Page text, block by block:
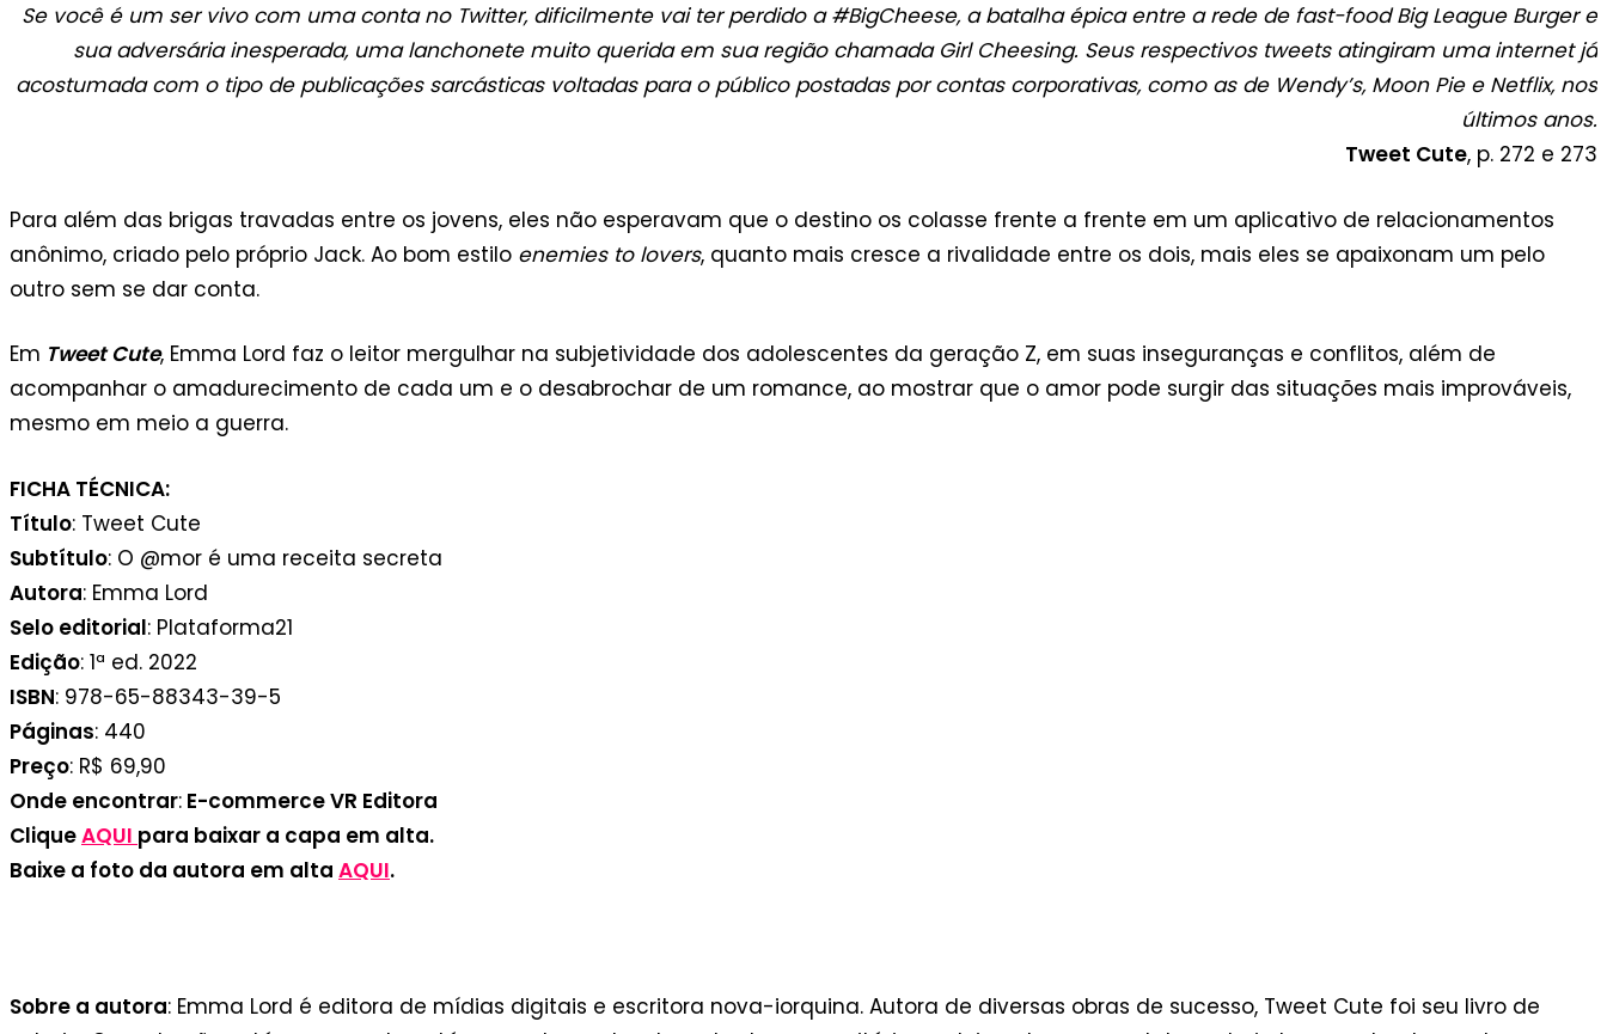
Se você é um ser vivo com uma conta no Twitter, dificilmente vai ter perdido a #BigCheese, a batalha épica entre a rede de fast-food Big League Burger e
sua adversária inesperada, uma lanchonete muito querida em sua região chamada Girl Cheesing. Seus respectivos tweets atingiram uma internet já
acostumada com o tipo de publicações sarcásticas voltadas para o público postadas por contas corporativas, como as de Wendy’s, Moon Pie e Netflix, nos
últimos anos.
Tweet Cute, p. 272 e 273
Para além das brigas travadas entre os jovens, eles não esperavam que o destino os colasse frente a frente em um aplicativo de relacionamentos
anônimo, criado pelo próprio Jack. Ao bom estilo enemies to lovers, quanto mais cresce a rivalidade entre os dois, mais eles se apaixonam um pelo
outro sem se dar conta.
Em Tweet Cute, Emma Lord faz o leitor mergulhar na subjetividade dos adolescentes da geração Z, em suas inseguranças e conflitos, além de
acompanhar o amadurecimento de cada um e o desabrochar de um romance, ao mostrar que o amor pode surgir das situações mais improváveis,
mesmo em meio a guerra.
FICHA TÉCNICA:
Título: Tweet Cute
Subtítulo: O @mor é uma receita secreta
Autora: Emma Lord
Selo editorial: Plataforma21
Edição: 1ª ed. 2022
ISBN: 978-65-88343-39-5
Páginas: 440
Preço: R$ 69,90
Onde encontrar: E-commerce VR Editora
CliqueAQUI para baixar a capa em alta.
Baixe a foto da autora em alta AQUI.
Sobre a autora: Emma Lord é editora de mídias digitais e escritora nova-iorquina. Autora de diversas obras de sucesso, Tweet Cute foi seu livro de